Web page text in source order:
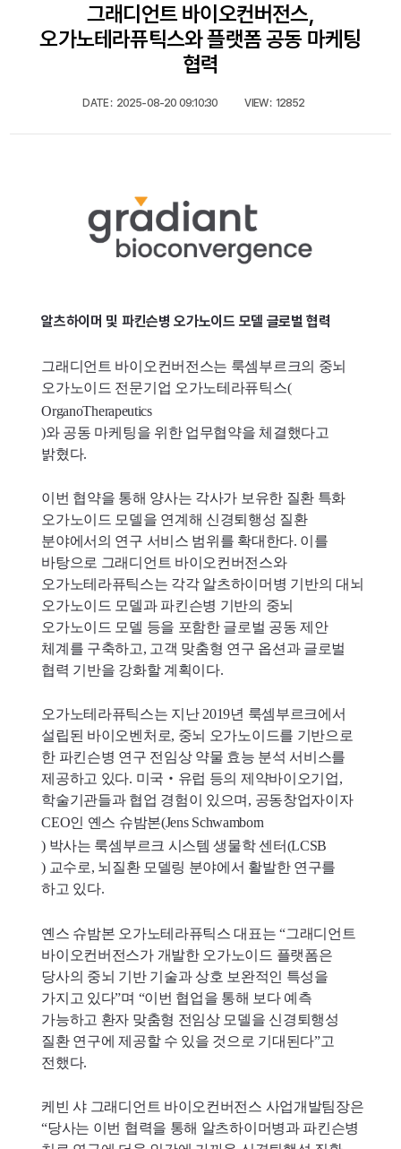
그래디언트 바이오컨버전스,
오가노테라퓨틱스와 플랫폼 공동 마케팅
협력
DATE : 2025-08-20 09:10:30 VIEW : 12852
알츠하이머 및 파킨슨병 오가노이드 모델 글로벌 협력
그래디언트 바이오컨버전스는 룩셈부르크의 중뇌
오가노이드 전문기업 오가노테라퓨틱스(
OrganoTherapeutics
)와 공동 마케팅을 위한 업무협약을 체결했다고
밝혔다.
이번 협약을 통해 양사는 각사가 보유한 질환 특화
오가노이드 모델을 연계해 신경퇴행성 질환
분야에서의 연구 서비스 범위를 확대한다. 이를
바탕으로 그래디언트 바이오컨버전스와
오가노테라퓨틱스는 각각 알츠하이머병 기반의 대뇌
오가노이드 모델과 파킨슨병 기반의 중뇌
오가노이드 모델 등을 포함한 글로벌 공동 제안
체계를 구축하고, 고객 맞춤형 연구 옵션과 글로벌
협력 기반을 강화할 계획이다.
오가노테라퓨틱스는 지난 2019년 룩셈부르크에서
설립된 바이오벤처로, 중뇌 오가노이드를 기반으로
한 파킨슨병 연구 전임상 약물 효능 분석 서비스를
제공하고 있다. 미국‧유럽 등의 제약바이오기업,
학술기관들과 협업 경험이 있으며, 공동창업자이자
CEO인 옌스 슈밤본(Jens Schwamborn
) 박사는 룩셈부르크 시스템 생물학 센터(LCSB
) 교수로, 뇌질환 모델링 분야에서 활발한 연구를
하고 있다.
옌스 슈밤본 오가노테라퓨틱스 대표는 “그래디언트
바이오컨버전스가 개발한 오가노이드 플랫폼은
당사의 중뇌 기반 기술과 상호 보완적인 특성을
가지고 있다”며 “이번 협업을 통해 보다 예측
가능하고 환자 맞춤형 전임상 모델을 신경퇴행성
질환 연구에 제공할 수 있을 것으로 기대된다”고
전했다.
케빈 샤 그래디언트 바이오컨버전스 사업개발팀장은
“당사는 이번 협력을 통해 알츠하이머병과 파킨슨병